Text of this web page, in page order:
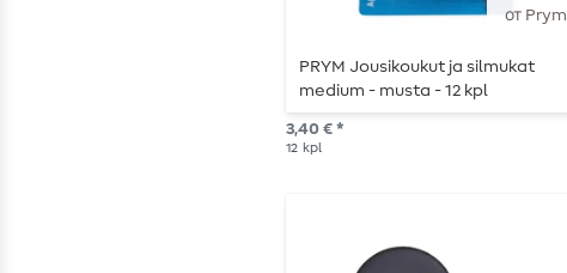
от Prym
PRYM Jousikoukut ja silmukat
medium - musta - 12 kpl
3,40 € *
12 kpl